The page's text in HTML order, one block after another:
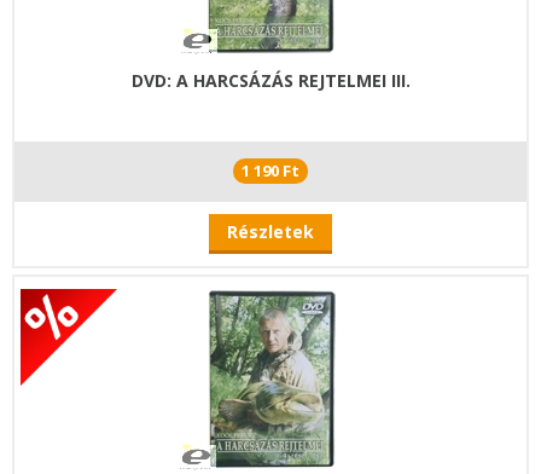
DVD: A HARCSÁZÁS REJTELMEI III.
1 190 Ft
Részletek